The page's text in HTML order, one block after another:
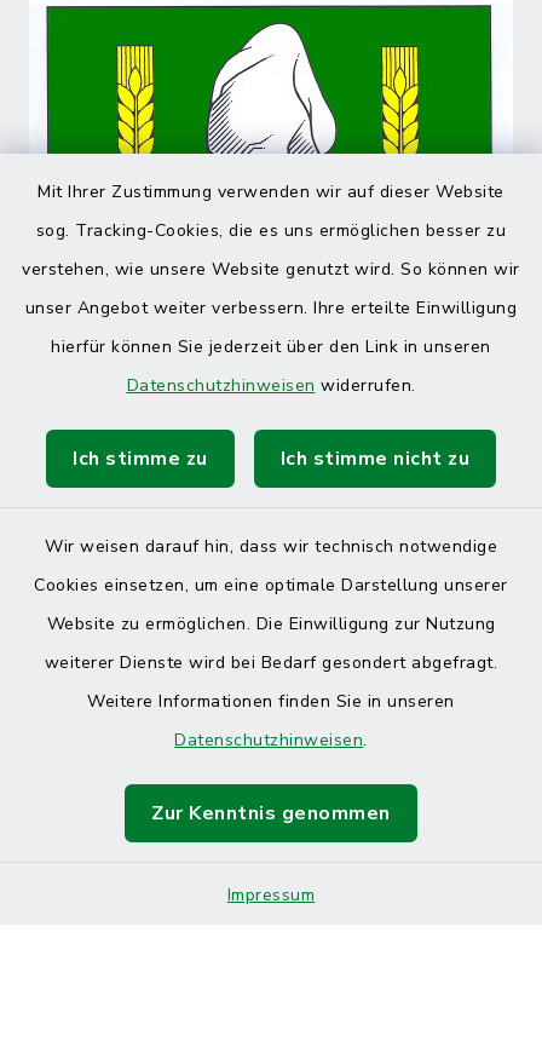
Mit Ihrer Zustimmung verwenden wir auf dieser Website
sog. Tracking-Cookies, die es uns ermöglichen besser zu
verstehen, wie unsere Website genutzt wird. So können wir
unser Angebot weiter verbessern. Ihre erteilte Einwilligung
hierfür können Sie jederzeit über den Link in unseren
Datenschutzhinweisen widerrufen.
Ich stimme zu Ich stimme nicht zu
Wir weisen darauf hin, dass wir technisch notwendige
Cookies einsetzen, um eine optimale Darstellung unserer
Website zu ermöglichen. Die Einwilligung zur Nutzung
weiterer Dienste wird bei Bedarf gesondert abgefragt.
Weitere Informationen finden Sie in unseren
Datenschutzhinweisen.
Zur Kenntnis genommen
Impressum
Barrierefreiheit
Sitemap